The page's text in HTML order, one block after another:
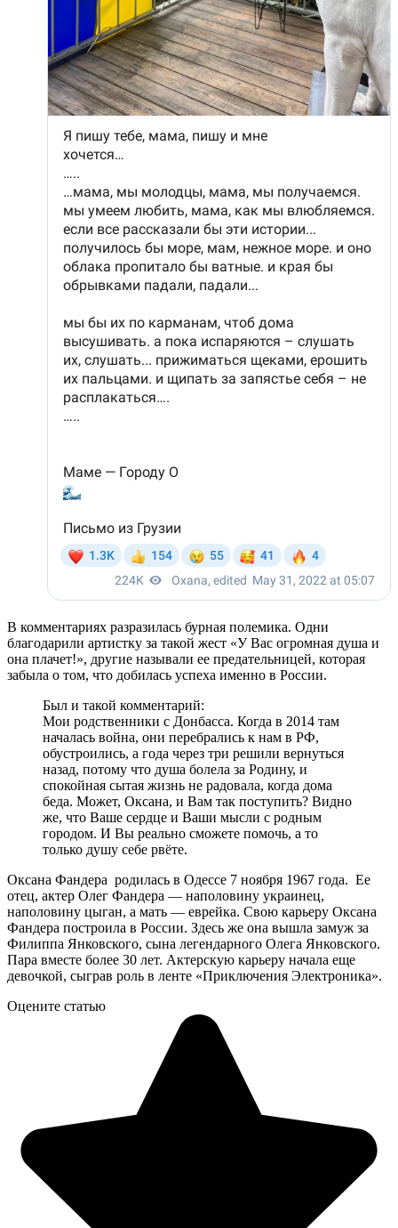
В комментариях разразилась бурная полемика. Одни
благодарили артистку за такой жест «У Вас огромная душа и
она плачет!», другие называли ее предательницей, которая
забыла о том, что добилась успеха именно в России.
Был и такой комментарий:
Мои родственники с Донбасса. Когда в 2014 там
началась война, они перебрались к нам в РФ,
обустроились, а года через три решили вернуться
назад, потому что душа болела за Родину, и
спокойная сытая жизнь не радовала, когда дома
беда. Может, Оксана, и Вам так поступить? Видно
же, что Ваше сердце и Ваши мысли с родным
городом. И Вы реально сможете помочь, а то
только душу себе рвëте.
Оксана Фандера родилась в Одессе 7 ноября 1967 года. Ее
отец, актер Олег Фандера — наполовину украинец,
наполовину цыган, а мать — еврейка. Свою карьеру Оксана
Фандера построила в России. Здесь же она вышла замуж за
Филиппа Янковского, сына легендарного Олега Янковского.
Пара вместе более 30 лет. Актерскую карьеру начала еще
девочкой, сыграв роль в ленте «Приключения Электроника».
Оцените статью